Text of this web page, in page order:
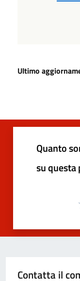
Ultimo
Quanto
su questa
Contatta il